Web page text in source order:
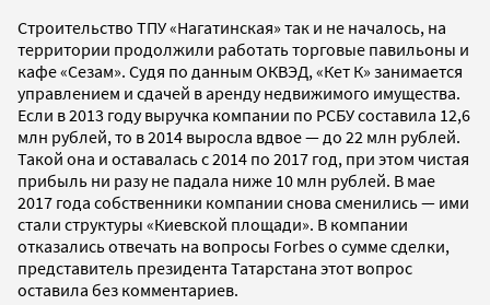
Строительство ТПУ «Нагатинская» так и не началось, на
территории продолжили работать торговые павильоны и
кафе «Сезам». Судя по данным ОКВЭД, «Кет К» занимается
управлением и сдачей в аренду недвижимого имущества.
Если в 2013 году выручка компании по РСБУ составила 12,6
млн рублей, то в 2014 выросла вдвое — до 22 млн рублей.
Такой она и оставалась с 2014 по 2017 год, при этом чистая
прибыль ни разу не падала ниже 10 млн рублей. В мае
2017 года собственники компании снова сменились — ими
стали структуры «Киевской площади». В компании
отказались отвечать на вопросы Forbes о сумме сделки,
представитель президента Татарстана этот вопрос
оставила без комментариев.